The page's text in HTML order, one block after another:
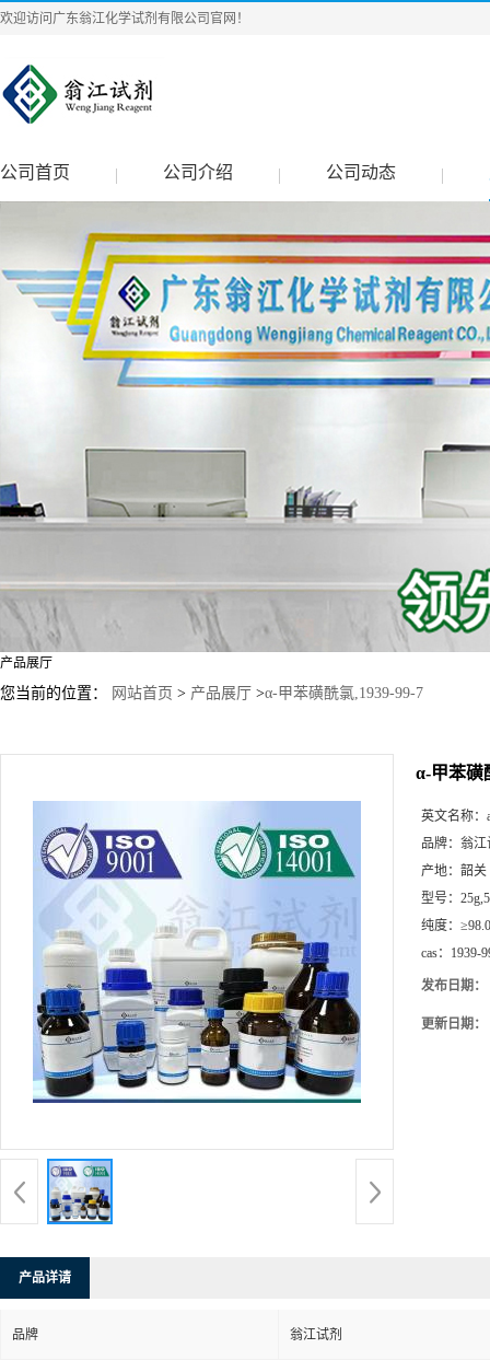
欢迎访问广东翁江化学试剂有限公司官网！
公司首页 公司介绍 公司动态
产品展厅
您当前的位置： 网站首页 > 产品展厅 >α-甲苯磺酰氯,1939-99-7
α-甲苯磺
英文名称：
品牌： 翁江
产地： 韶关
型号：
纯度：
cas： 1939-
发布日期：
更新日期：
产品详请
品牌 翁江试剂